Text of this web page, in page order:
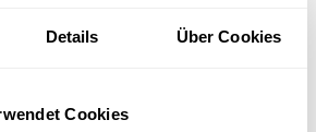
Details Über Cookies
Cookies
und Esszimmerstühle